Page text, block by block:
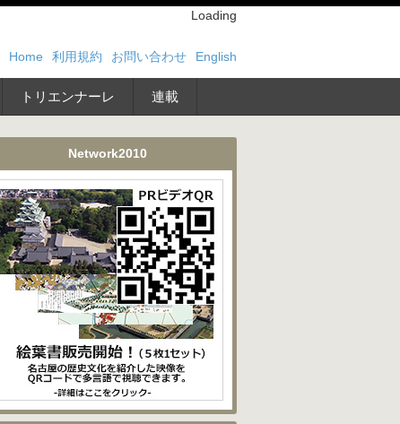
Loading
Home 利用規約 お問い合わせ English
トリエンナーレ 連載
Network2010